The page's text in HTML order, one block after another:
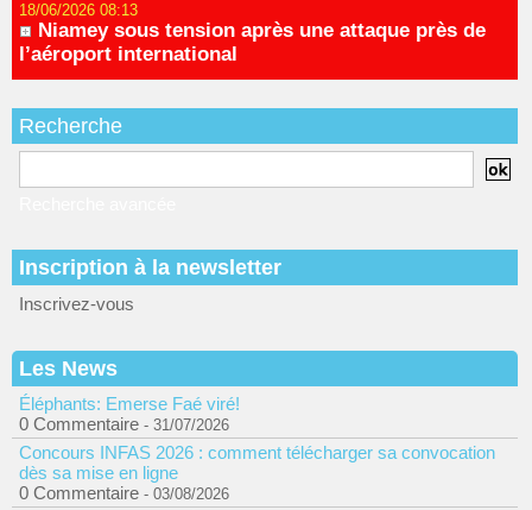
18/06/2026 08:13
Niamey sous tension après une attaque près de
l’aéroport international
Recherche
Inscription à la newsletter
Inscrivez-vous
Les News
Éléphants: Emerse Faé viré!
0 Commentaire - 31/07/2026
Concours INFAS 2026 : comment télécharger sa convocation
dès sa mise en ligne
0 Commentaire - 03/08/2026